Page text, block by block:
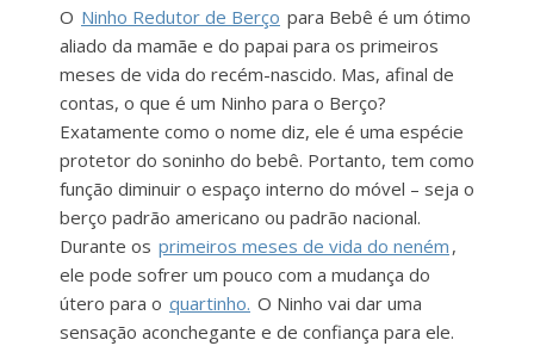
O Ninho Redutor de Berço para Bebê é um ótimo
aliado da mamãe e do papai para os primeiros
meses de vida do recém-nascido. Mas, afinal de
contas, o que é um Ninho para o Berço?
Exatamente como o nome diz, ele é uma espécie
protetor do soninho do bebê. Portanto, tem como
função diminuir o espaço interno do móvel – seja o
berço padrão americano ou padrão nacional.
Durante os primeiros meses de vida do neném ,
ele pode sofrer um pouco com a mudança do
útero para o quartinho. O Ninho vai dar uma
sensação aconchegante e de confiança para ele.